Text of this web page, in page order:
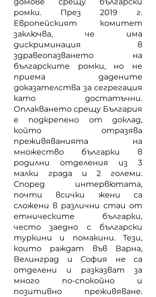
ромки. През 2019 г.
Европейският комитет
заключва, че има
дискриминация в
здравеопазването на
българските ромки, но не
приема дадените
доказателства за сегрегация
като достатъчни.
Оплакването срещу България
е подкрепено от доклад,
който отразява
преживяванията на
множество българки в
родилни отделения из 3
малки града и 2 големи.
Според интервютата,
почти всички жени са
сложени в различни стаи от
етническите българки,
често заедно с български
туркини и помакини. Тези,
които раждат във Варна,
Велинград и София не са
отделени и разказват за
много по-спокойно и
позитивно преживяване.